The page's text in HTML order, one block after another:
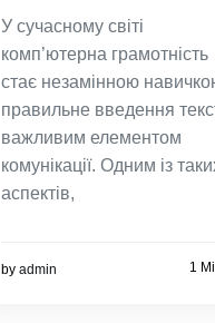
У сучасному світі
комп’ютерна грамотність
стає незамінною
правильне введення
важливим елементом
комунікації. Одним із
аспектів,
by admin 1